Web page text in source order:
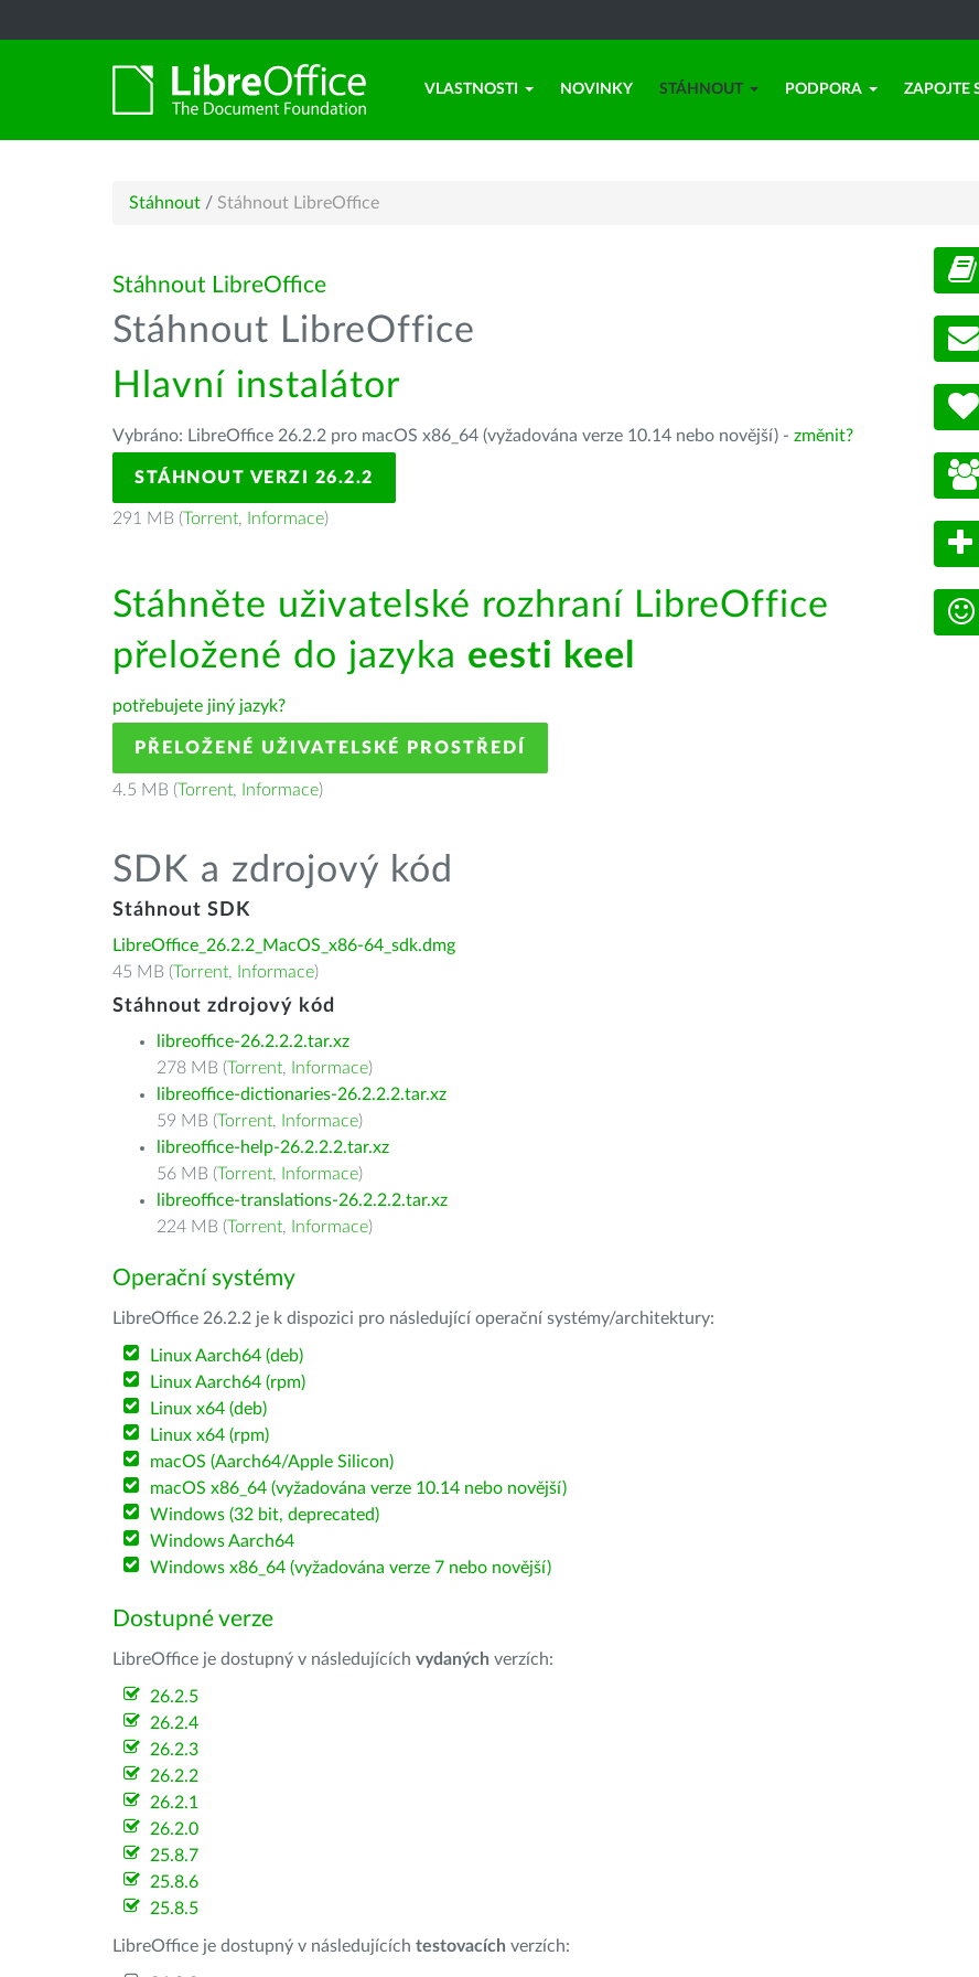
VLASTNOSTI NOVINKY STÁHNOUT PODPORA ZAPOJTE
Stáhnout / Stáhnout LibreOffice
Stáhnout LibreOffice
Stáhnout LibreOffice
Hlavní instalátor
Vybráno: LibreOffice 26.2.2 pro macOS x86_64 (vyžadována verze 10.14 nebo novější) - změnit?
STÁHNOUT VERZI 26.2.2
291 MB (Torrent, Informace)
Stáhněte uživatelské rozhraní LibreOffice
přeložené do jazyka eesti keel
potřebujete jiný jazyk?
PŘELOŽENÉ UŽIVATELSKÉ PROSTŘEDÍ
4.5 MB (Torrent, Informace)
SDK a zdrojový kód
Stáhnout SDK
LibreOffice_26.2.2_MacOS_x86-64_sdk.dmg
45 MB (Torrent, Informace)
Stáhnout zdrojový kód
libreoffice-26.2.2.2.tar.xz
278 MB (Torrent, Informace)
libreoffice-dictionaries-26.2.2.2.tar.xz
59 MB (Torrent, Informace)
libreoffice-help-26.2.2.2.tar.xz
56 MB (Torrent, Informace)
libreoffice-translations-26.2.2.2.tar.xz
224 MB (Torrent, Informace)
Operační systémy
LibreOffice 26.2.2 je k dispozici pro následující operační systémy/architektury:
Linux Aarch64 (deb)
Linux Aarch64 (rpm)
Linux x64 (deb)
Linux x64 (rpm)
macOS (Aarch64/Apple Silicon)
macOS x86_64 (vyžadována verze 10.14 nebo novější)
Windows (32 bit, deprecated)
Windows Aarch64
Windows x86_64 (vyžadována verze 7 nebo novější)
Dostupné verze
LibreOffice je dostupný v následujících vydaných verzích:
26.2.5
26.2.4
26.2.3
26.2.2
26.2.1
26.2.0
25.8.7
25.8.6
25.8.5
LibreOffice je dostupný v následujících testovacích verzích: